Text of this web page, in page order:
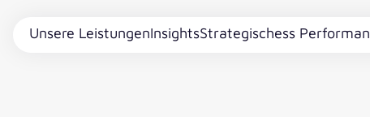
Unsere LeistungenInsightsStrategischess